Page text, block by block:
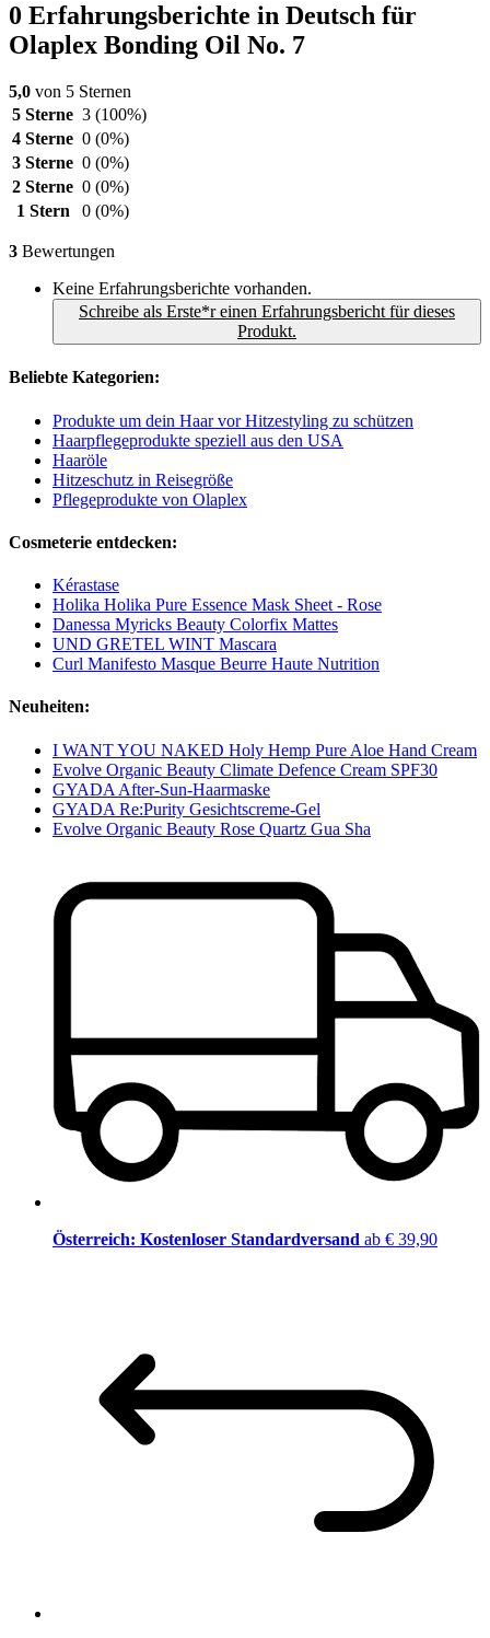
0 Erfahrungsberichte in Deutsch für
Olaplex Bonding Oil No. 7
5,0 von 5 Sternen
5 Sterne 3 (100%)
4 Sterne 0 (0%)
3 Sterne 0 (0%)
2 Sterne 0 (0%)
1 Stern
0 (0%)
3 Bewertungen
Keine Erfahrungsberichte vorhanden.
Schreibe als Erste*r einen Erfahrungsbericht für dieses
Produkt.
Beliebte Kategorien:
Produkte um dein Haar vor Hitzestyling zu schützen
Haarpflegeprodukte speziell aus den USA
Haaröle
Hitzeschutz in Reisegröße
Pflegeprodukte von Olaplex
Cosmeterie entdecken:
Kérastase
Holika Holika Pure Essence Mask Sheet - Rose
Danessa Myricks Beauty Colorfix Mattes
UND GRETEL WINT Mascara
Curl Manifesto Masque Beurre Haute Nutrition
Neuheiten:
I WANT YOU NAKED Holy Hemp Pure Aloe Hand Cream
Evolve Organic Beauty Climate Defence Cream SPF30
GYADA After-Sun-Haarmaske
GYADA Re:Purity Gesichtscreme-Gel
Evolve Organic Beauty Rose Quartz Gua Sha
Österreich: Kostenloser Standardversand ab € 39,90